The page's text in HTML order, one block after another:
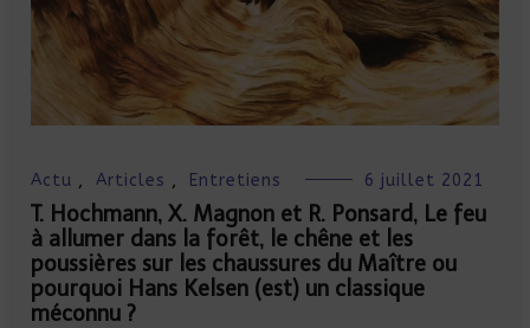
Actu , Articles , Entretiens 6 juillet 2021
T. Hochmann, X. Magnon et R. Ponsard, Le feu
à allumer dans la forêt, le chêne et les
poussières sur les chaussures du Maître ou
pourquoi Hans Kelsen (est) un classique
méconnu ?